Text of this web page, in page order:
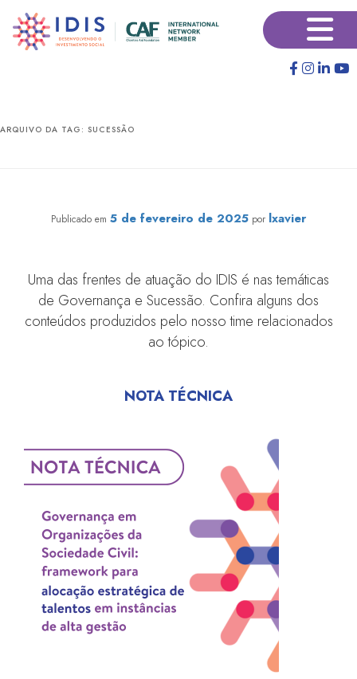
para
para
×
ARQUIVO DA TAG: SUCESSÃO
Publicado em 5 de fevereiro de 2025 por lxavier
Uma das frentes de atuação do IDIS é nas temáticas
de Governança e Sucessão. Confira alguns dos
conteúdos produzidos pelo nosso time relacionados
ao tópico.
NOTA TÉCNICA